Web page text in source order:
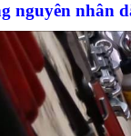
nguyên nhân